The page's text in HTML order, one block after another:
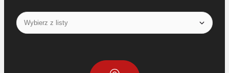
4